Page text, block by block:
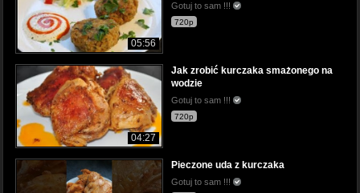
05:56
Gotuj to sam !!!
720p
04:27
Jak zrobić kurczaka smażonego na
wodzie
Gotuj to sam !!!
720p
Pieczone uda z kurczaka
Gotuj to sam !!!